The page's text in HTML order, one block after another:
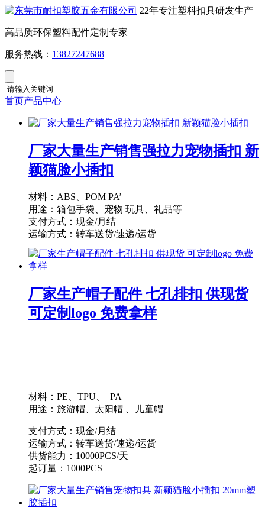
22年专注塑料扣具研发生产
高品质环保塑料配件定制专家
服务热线： 13827247688
首页产品中心
厂家大量生产销售强拉力宠物插扣 新
颖猫脸小插扣
材料：ABS、POM PA’
用途：箱包手袋、宠物 玩具、礼品等
支付方式：现金/月结
运输方式：转车送货/速递/运货
供货能力：10000PCS/天
起订量：1000PCS
厂家生产帽子配件 七孔排扣 供现货
可定制logo 免费拿样
材料：PE、TPU、 PA
用途：旅游帽、太阳帽 、儿童帽
支付方式：现金/月结
运输方式：转车送货/速递/运货
供货能力：10000PCS/天
起订量：1000PCS